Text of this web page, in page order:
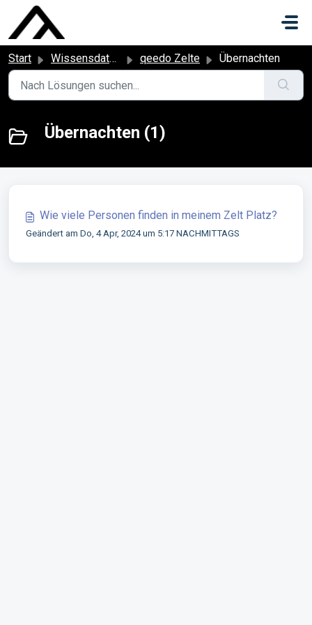
Zum hauptsächlichen Inhalt gehen
Start Wissensdatenbank qeedo Zelte Übernachten
Übernachten (1)
Wie viele Personen finden in meinem Zelt Platz?
Geändert am Do, 4 Apr, 2024 um 5:17 NACHMITTAGS